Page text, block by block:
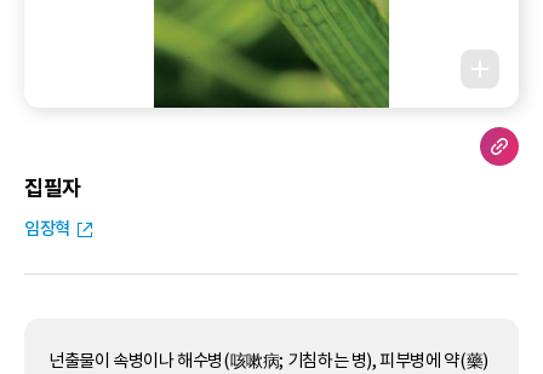
집필자
임장혁
넌출물이 속병이나 해수병(咳嗽病; 기침하는 병), 피부병에 약(藥)